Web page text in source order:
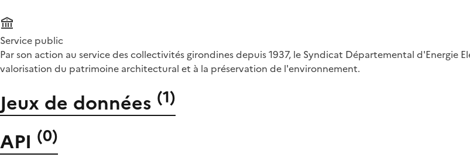
Service public
Par son action au service des collectivités girondines depuis 1937, le Syndicat Départemental
valorisation du patrimoine architectural et à la préservation de l'environnement.
Jeux de données (1)
API (0)